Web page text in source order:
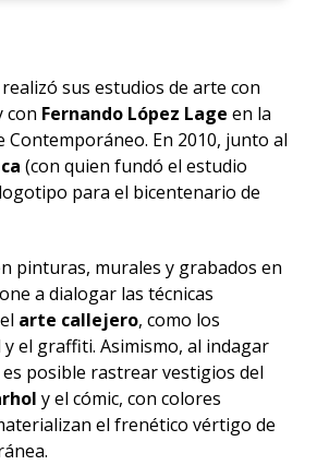
sus estudios de arte con
con Fernando López Lage en la
Contemporáneo. En 2010, junto al
(con quien fundó el estudio
para el bicentenario de
pinturas, murales y grabados en
a dialogar las técnicas
arte callejero, como los
el graffiti. Asimismo, al indagar
posible rastrear vestigios del
y el cómic, con colores
el frenético vértigo de